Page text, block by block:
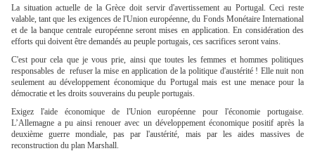
La situation actuelle de la Grèce doit servir d'avertissement au Portugal. Ceci reste
valable, tant que les exigences de l'Union européenne, du Fonds Monétaire International
et de la banque centrale européenne seront mises en application. En considération des
efforts qui doivent être demandés au peuple portugais, ces sacrifices seront vains.
C'est pour cela que je vous prie, ainsi que toutes les femmes et hommes politiques
responsables de refuser la mise en application de la politique d'austérité ! Elle nuit non
seulement au développement économique du Portugal mais est une menace pour la
démocratie et les droits souverains du peuple portugais.
Exigez l'aide économique de l'Union européenne pour l'économie portugaise.
L’Allemagne a pu ainsi renouer avec un développement économique positif après la
deuxième guerre mondiale, pas par l'austérité, mais par les aides massives de
reconstruction du plan Marshall.